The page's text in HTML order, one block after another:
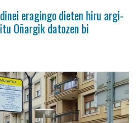
eragingo dieten hiru argi-
Oñargik datozen bi